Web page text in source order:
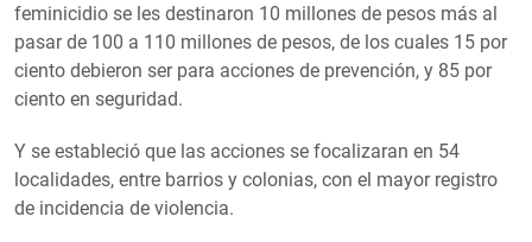
feminicidio se les destinaron 10 millones de pesos más al
pasar de 100 a 110 millones de pesos, de los cuales 15 por
ciento debieron ser para acciones de prevención, y 85 por
ciento en seguridad.
Y se estableció que las acciones se focalizaran en 54
localidades, entre barrios y colonias, con el mayor registro
de incidencia de violencia.